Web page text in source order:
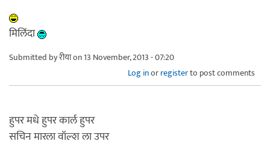
मिलिंदा
Submitted byरीयाon 13 November, 2013 - 07:20
Log inorregisterto post comments
हुपर मधे हुपर कार्ल हुपर
सचिन मारला वॉल्श ला उपर